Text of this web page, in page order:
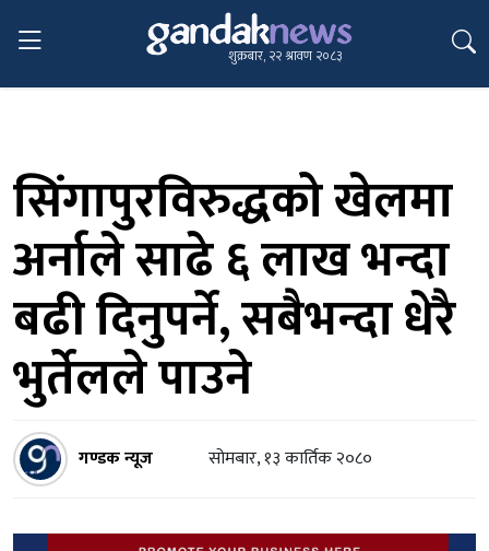
शुक्रबार, २२ श्रावण २०८३
सिंगापुरविरुद्धको खेलमा
अर्नाले साढे ६ लाख भन्दा
बढी दिनुपर्ने, सबैभन्दा धेरै
भुर्तेलले पाउने
गण्डक न्यूज सोमबार, १३ कार्तिक २०८०